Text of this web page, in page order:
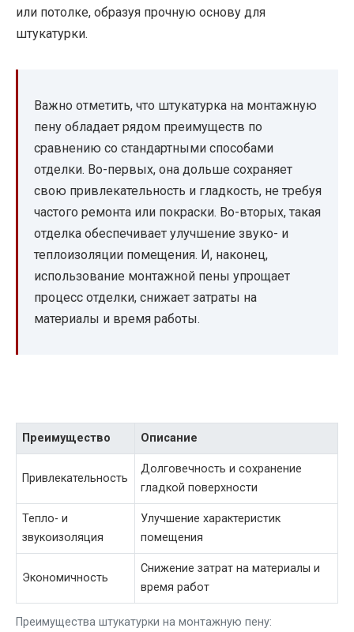
или потолке, образуя прочную основу для
штукатурки.
Важно отметить, что штукатурка на монтажную
пену обладает рядом преимуществ по
сравнению со стандартными способами
отделки. Во-первых, она дольше сохраняет
свою привлекательность и гладкость, не требуя
частого ремонта или покраски. Во-вторых, такая
отделка обеспечивает улучшение звуко- и
теплоизоляции помещения. И, наконец,
использование монтажной пены упрощает
процесс отделки, снижает затраты на
материалы и время работы.
Преимущества штукатурки на монтажную пену:
Преимущество Описание
Привлекательность
Долговечность и сохранение
гладкой поверхности
Тепло- и
звукоизоляция
Улучшение характеристик
помещения
Экономичность
Снижение затрат на материалы и
время работ